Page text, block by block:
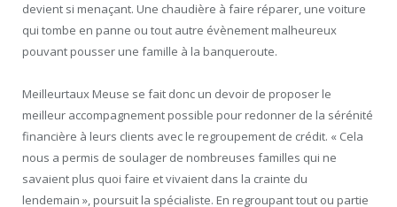
devient si menaçant. Une chaudière à faire réparer, une voiture
qui tombe en panne ou tout autre évènement malheureux
pouvant pousser une famille à la banqueroute.
Meilleurtaux Meuse se fait donc un devoir de proposer le
meilleur accompagnement possible pour redonner de la sérénité
financière à leurs clients avec le regroupement de crédit. « Cela
nous a permis de soulager de nombreuses familles qui ne
savaient plus quoi faire et vivaient dans la crainte du
lendemain », poursuit la spécialiste. En regroupant tout ou partie